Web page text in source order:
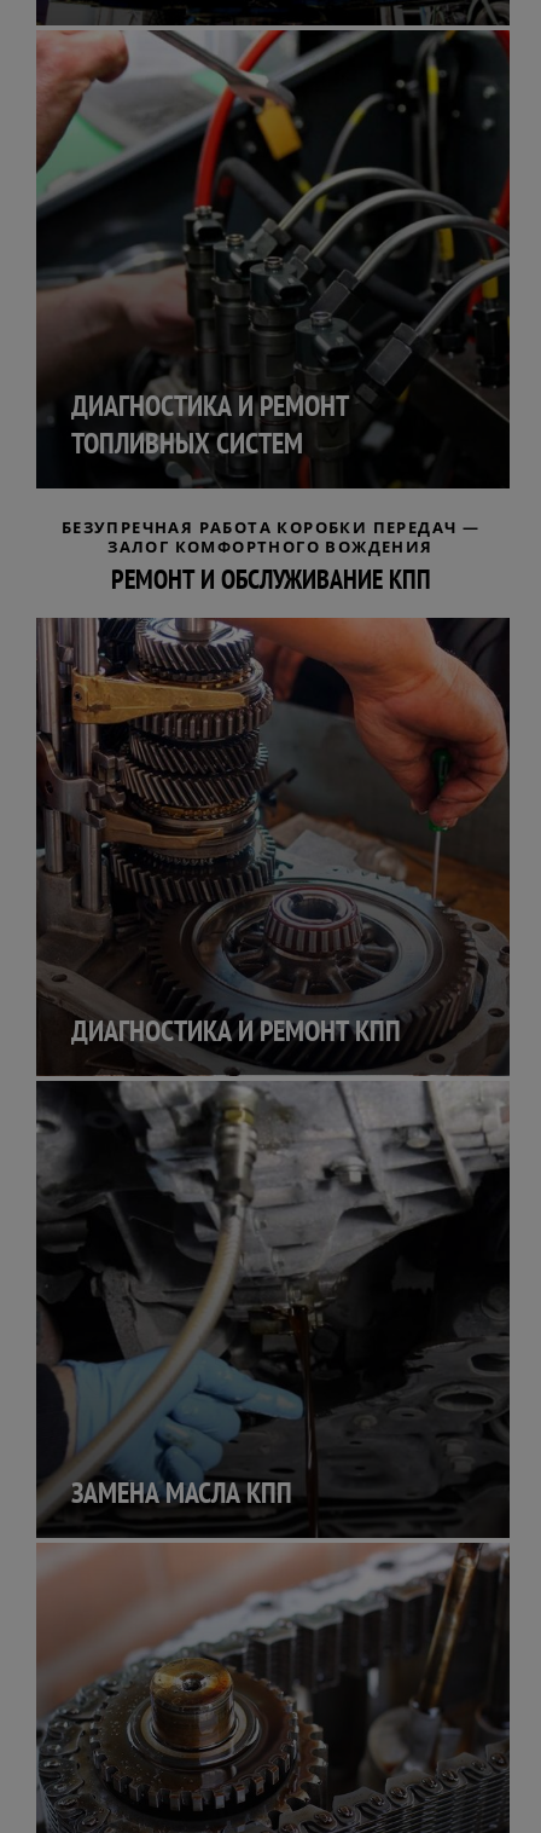
ДИАГНОСТИКА И РЕМОНТ
ТОПЛИВНЫХ СИСТЕМ
БЕЗУПРЕЧНАЯ РАБОТА КОРОБКИ ПЕРЕДАЧ —
ЗАЛОГ КОМФОРТНОГО ВОЖДЕНИЯ
РЕМОНТ И ОБСЛУЖИВАНИЕ КПП
ДИАГНОСТИКА И РЕМОНТ КПП
ЗАМЕНА МАСЛА КПП